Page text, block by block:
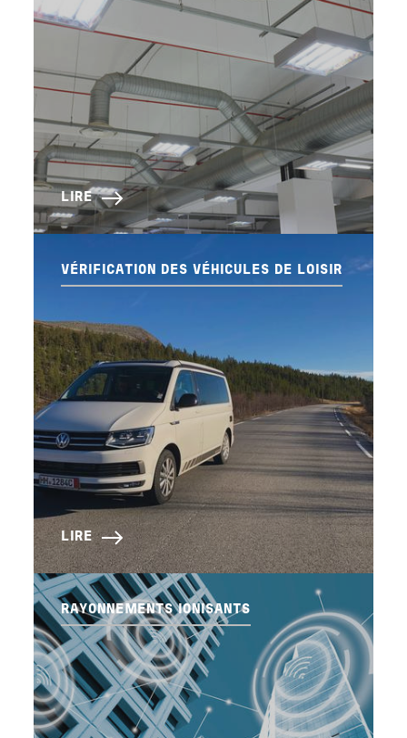
LIRE
VÉRIFICATION DES VÉHICULES DE LOISIR
LIRE
RAYONNEMENTS IONISANTS